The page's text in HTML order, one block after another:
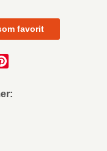
favorit